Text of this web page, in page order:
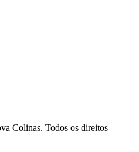
Colinas. Todos os direitos